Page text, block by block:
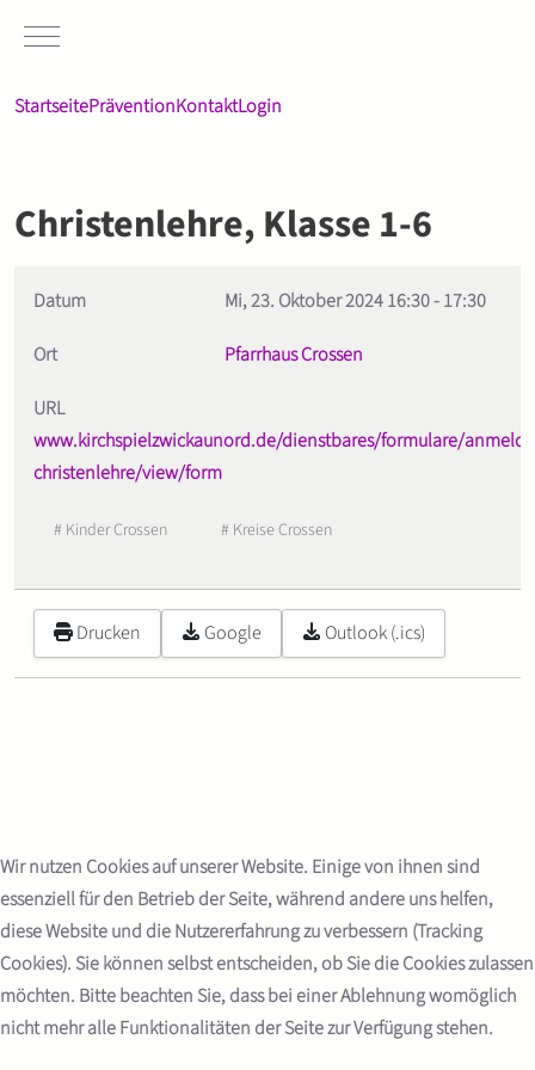
Mobile Menu Toggle
StartseitePräventionKontaktLogin
Christenlehre, Klasse 1-6
Datum Mi, 23. Oktober 202416:30-17:30
Ort Pfarrhaus Crossen
URL
www.kirchspielzwickaunord.de/dienstbares/formulare/
christenlehre/view/form
# Kinder Crossen # Kreise Crossen
Drucken Google Outlook (.ics)
Wir nutzen Cookies auf unserer Website. Einige von ihnen sind
essenziell für den Betrieb der Seite, während andere uns helfen,
diese Website und die Nutzererfahrung zu verbessern (Tracking
Cookies). Sie können selbst entscheiden, ob Sie die Cookies zulassen
möchten. Bitte beachten Sie, dass bei einer Ablehnung womöglich
nicht mehr alle Funktionalitäten der Seite zur Verfügung stehen.